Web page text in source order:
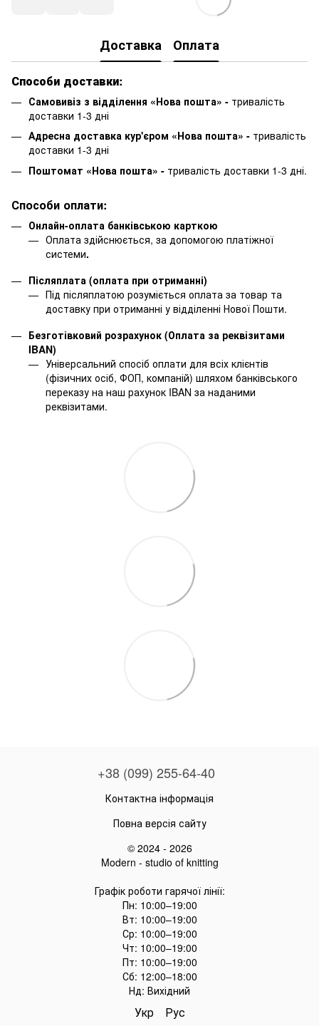
Доставка Оплата
Способи доставки:
Самовивіз з відділення «Нова пошта» - тривалість
доставки 1-3 дні
Адресна доставка кур'єром «Нова пошта» - тривалість
доставки 1-3 дні
Поштомат «Нова пошта» - тривалість доставки 1-3 дні.
Способи оплати:
Онлайн-оплата банківською карткою
Оплата здійснюється, за допомогою платіжної
системи.
Післяплата (оплата при отриманні)
Під післяплатою розуміється оплата за товар та
доставку при отриманні у відділенні Нової Пошти.
Безготівковий розрахунок (Оплата за реквізитами
IBAN)
Універсальний спосіб оплати для всіх клієнтів
(фізичних осіб, ФОП, компаній) шляхом банківського
переказу на наш рахунок IBAN за наданими
реквізитами.
+38 (099) 255-64-40
Контактна інформація
Повна версія сайту
© 2024 - 2026
Modern - studio of knitting
Графік роботи гарячої лінії:
Пн: 10:00–19:00
Вт: 10:00–19:00
Ср: 10:00–19:00
Чт: 10:00–19:00
Пт: 10:00–19:00
Сб: 12:00–18:00
Нд: Вихідний
Укр Рус